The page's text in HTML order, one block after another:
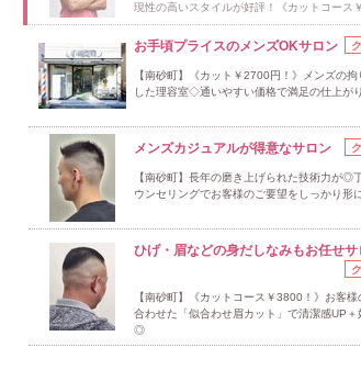
現性の高いスタイルが好評！《カットコース
お手頃プライスのメンズOKサロン
【南砂町】《カット￥2700円！》メンズの拘
した理容室◇通いやすい価格で満足の仕上が
メンズカジュアルが得意なサロン
【南砂町】長年の磨き上げられた技術力が◎
ウンセリングでお客様のご要望をしっかり形
ひげ・眉などの身だしなみもお任せサ
【南砂町】《カットコース￥3800！》お客様
合わせた「似合わせ眉カット」で清潔感UP＋
◎